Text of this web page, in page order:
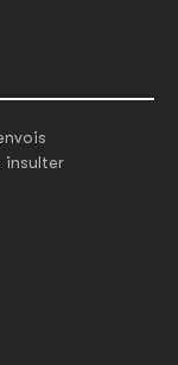
insulter